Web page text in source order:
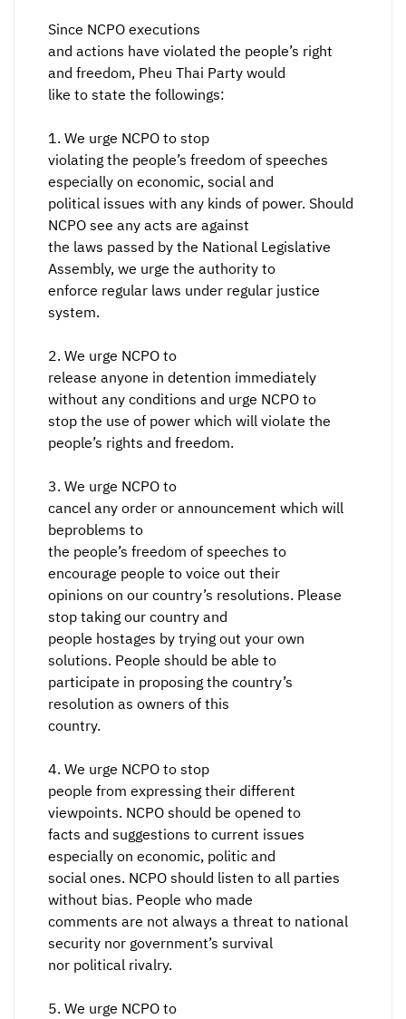
Since NCPO executions
and actions have violated the people’s right
and freedom, Pheu Thai Party would
like to state the followings:
1. We urge NCPO to stop
violating the people’s freedom of speeches
especially on economic, social and
political issues with any kinds of power. Should
NCPO see any acts are against
the laws passed by the National Legislative
Assembly, we urge the authority to
enforce regular laws under regular justice
system.
2. We urge NCPO to
release anyone in detention immediately
without any conditions and urge NCPO to
stop the use of power which will violate the
people’s rights and freedom.
3. We urge NCPO to
cancel any order or announcement which will
beproblems to
the people’s freedom of speeches to
encourage people to voice out their
opinions on our country’s resolutions. Please
stop taking our country and
people hostages by trying out your own
solutions. People should be able to
participate in proposing the country’s
resolution as owners of this
country.
4. We urge NCPO to stop
people from expressing their different
viewpoints. NCPO should be opened to
facts and suggestions to current issues
especially on economic, politic and
social ones. NCPO should listen to all parties
without bias. People who made
comments are not always a threat to national
security nor government’s survival
nor political rivalry.
5. We urge NCPO to